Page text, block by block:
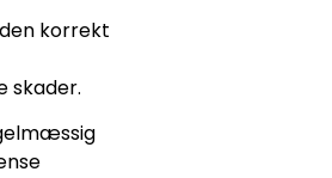
korrekt
skader.